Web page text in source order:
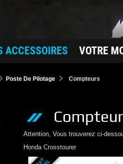
ACCESSOIRES VOTRE
Poste De Pilotage Compteurs
Attention, Vous trouverez ci-
Honda Crosstourer